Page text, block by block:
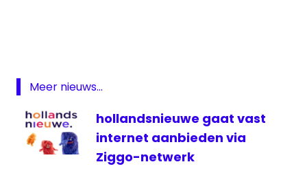
satelliet
televisie
Meer nieuws...
hollandsnieuwe gaat vast
internet aanbieden via
Ziggo-netwerk